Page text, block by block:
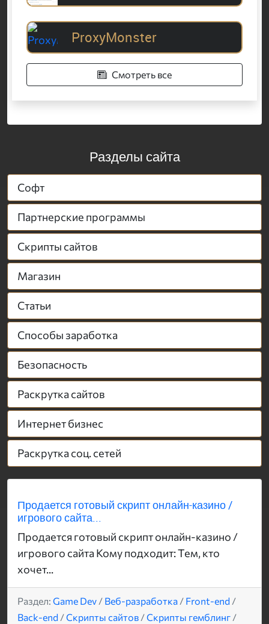
ProxyMonster
Смотреть все
Разделы сайта
Софт
Партнерские программы
Скрипты сайтов
Магазин
Статьи
Способы заработка
Безопасность
Раскрутка сайтов
Интернет бизнес
Раскрутка соц. сетей
Продается готовый скрипт онлайн-казино /
игрового сайта...
Продается готовый скрипт онлайн-казино /
игрового сайта Кому подходит: Тем, кто
хочет...
Раздел: Game Dev / Веб-разработка / Front-end /
Back-end /Скрипты сайтов /Скрипты гемблинг /